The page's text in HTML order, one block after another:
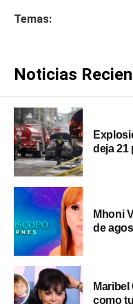
Temas:
Noticias
deja 21
Mhoni
de
como